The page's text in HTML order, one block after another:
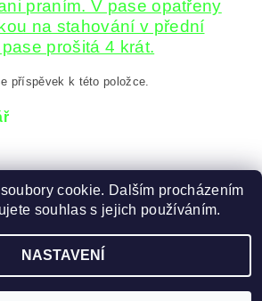
praním. V pase opatřeny
na stahování v přední
prošitá 4 krát.
příspěvek k této položce.
Zboží.cz | Heureka.cz
HOKEJ DRESY, všechna práva vyhrazena
cookie. Dalším procházením
souhlas s jejich používáním.
NASTAVENÍ